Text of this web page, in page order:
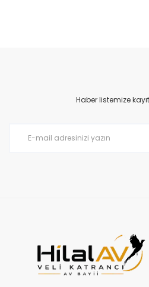
Ürün resmi kalitesiz, bozuk veya
Ürün açıklamasında eksik bilgiler
Haber listemize